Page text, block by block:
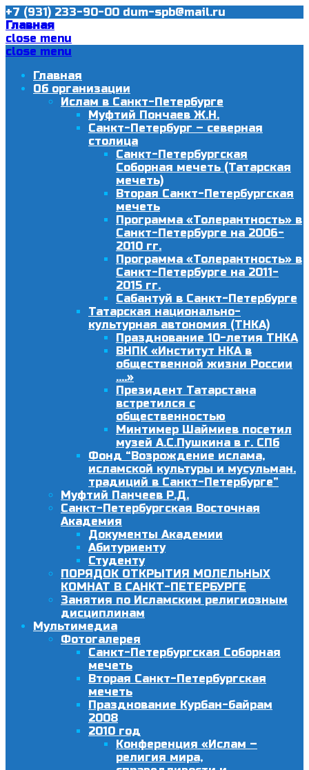
+7 (931) 233-90-00 dum-spb@mail.ru
Главная
close menu
close menu
Главная
Об организации
Ислам в Санкт-Петербурге
Муфтий Пончаев Ж.Н.
Санкт-Петербург – северная
столица
Санкт-Петербургская
Соборная мечеть (Татарская
мечеть)
Вторая Санкт-Петербургская
мечеть
Программа «Толерантность» в
Санкт-Петербурге на 2006-
2010 гг.
Программа «Толерантность» в
Санкт-Петербурге на 2011-
2015 гг.
Сабантуй в Санкт-Петербурге
Татарская национально-
культурная автономия (ТНКА)
Празднование 10-летия ТНКА
ВНПК «Институт НКА в
общественной жизни России
….»
Президент Татарстана
встретился с
общественностью
Минтимер Шаймиев посетил
музей А.С.Пушкина в г. СПб
Фонд “Возрождение ислама,
исламской культуры и мусульман.
традиций в Санкт-Петербурге”
Муфтий Панчеев Р.Д.
Санкт-Петербургская Восточная
Академия
Документы Академии
Абитуриенту
Студенту
ПОРЯДОК ОТКРЫТИЯ МОЛЕЛЬНЫХ
КОМНАТ В САНКТ-ПЕТЕРБУРГЕ
Занятия по Исламским религиозным
дисциплинам
Мультимедиа
Фотогалерея
Санкт-Петербургская Соборная
мечеть
Вторая Санкт-Петербургская
мечеть
Празднование Курбан-байрам
2008
2010 год
Конференция «Ислам –
религия мира,